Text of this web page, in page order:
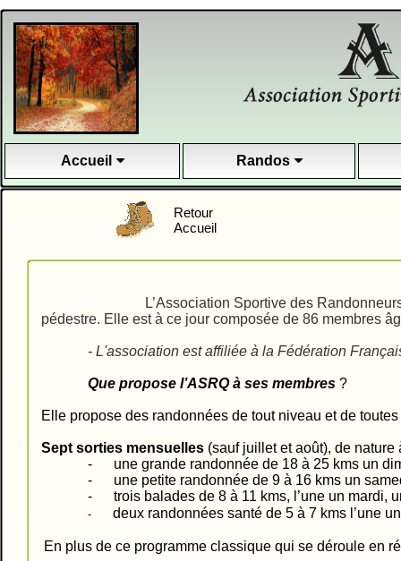
Accueil Randos
Retour
Accueil
L’Association Sportive des
pédestre. Elle est à ce jour composée de 86 membres
- L'association est affiliée à la Fédération
Que propose l’ASRQ à ses membres ?
Elle propose des randonnées de tout niveau et de
Sept sorties mensuelles (sauf juillet et août), de
- une grande randonnée de 18 à 25 kms un
- une petite randonnée de 9 à 16 kms un
- trois balades de 8 à 11 kms, l’une un mardi, une
- deux randonnées santé de 5 à 7 kms l’une
En plus de ce programme classique qui se déroule en